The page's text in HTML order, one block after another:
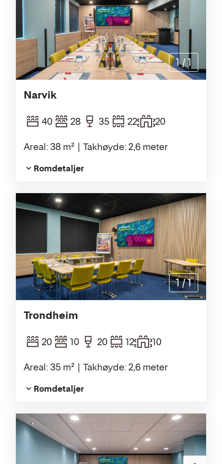
Narvik
40 28 35 22 20
Areal: 38 m² Takhøyde: 2,6 meter
Romdetaljer
1 / 1
Trondheim
20 10 20 12 10
Areal: 35 m² Takhøyde: 2,6 meter
Romdetaljer
1 /1